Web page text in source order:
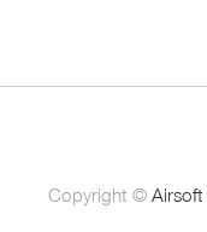
Copyright ©